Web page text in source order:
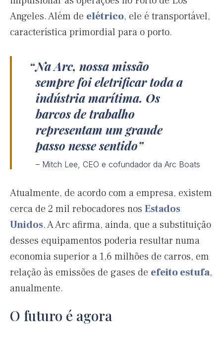
Angeles. Além de elétrico, ele é transportável,
característica primordial para o porto.
Na Arc, nossa missão
sempre foi eletrificar toda a
indústria marítima. Os
barcos de trabalho
representam um grande
passo nesse sentido
– Mitch Lee, CEO e cofundador da Arc Boats
Atualmente, de acordo com a empresa, existem
cerca de 2 mil rebocadores nos Estados
Unidos. A Arc afirma, ainda, que a substituição
desses equipamentos poderia resultar numa
economia superior a 1,6 milhões de carros, em
relação às emissões de gases de efeito estufa,
anualmente.
O futuro é agora